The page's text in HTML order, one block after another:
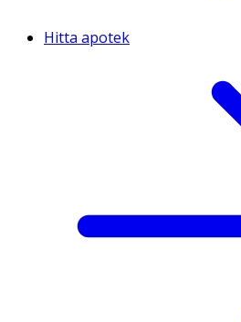
Hitta apotek